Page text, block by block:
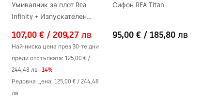
Умивалник за плот Rea
Infinity + Изпускателен
107,00 € / 209,27 лв
Най-ниска цена през 30-те дни
преди отстъпката: 125,00 € /
244,48 лв -14%
Редовна цена: 125,00 € / 244,48
лв
Сифон REA Titan
95,00 € / 185,80 лв